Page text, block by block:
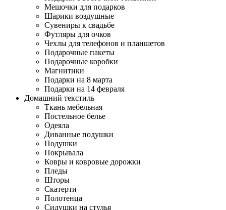
Мешочки для подарков
Шарики воздушные
Сувениры к свадьбе
Футляры для очков
Чехлы для телефонов и планшетов
Подарочные пакеты
Подарочные коробки
Магнитики
Подарки на 8 марта
Подарки на 14 февраля
Домашний текстиль
Ткань мебельная
Постельное белье
Одеяла
Диванные подушки
Подушки
Покрывала
Ковры и ковровые дорожки
Пледы
Шторы
Скатерти
Полотенца
Сидушки на стулья